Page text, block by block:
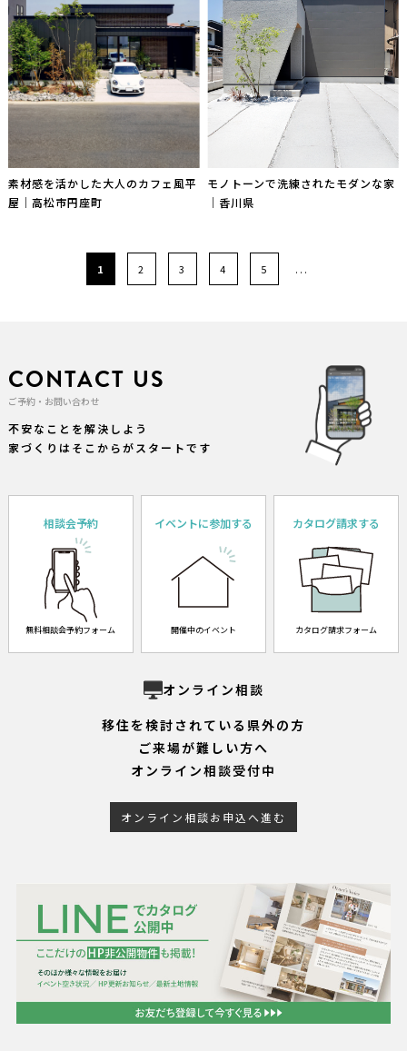
素材感を活かした大人のカフェ風平
屋｜高松市円座町
モノトーンで洗練されたモダンな家
｜香川県
1 2 3 4 5 ...
CONTACT US
ご予約・お問い合わせ
不安なことを解決しよう
家づくりはそこからがスタートです
相談会予約
無料相談会予約フォーム
イベントに参加する
開催中のイベント
カタログ請求する
カタログ請求フォーム
オンライン相談
移住を検討されている県外の方
ご来場が難しい方へ
オンライン相談受付中
オンライン相談お申込へ進む